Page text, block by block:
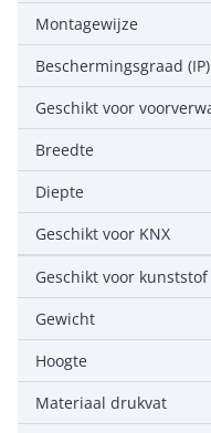
Montagewijze
Beschermingsgraad (IP)
Breedte
Diepte
Geschikt voor KNX
Gewicht
Hoogte
Materiaal drukvat